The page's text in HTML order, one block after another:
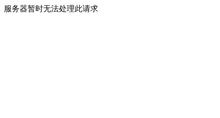
服务器暂时无法处理此请求